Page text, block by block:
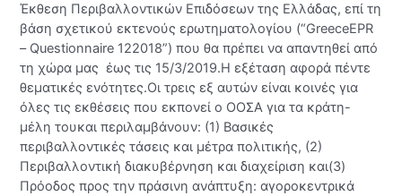
Έκθεση Περιβαλλοντικών Επιδόσεων της Ελλάδας, επί τη
βάση σχετικού εκτενούς ερωτηματολογίου (“GreeceEPR
– Questionnaire 122018”) που θα πρέπει να απαντηθεί από
τη χώρα μας έως τις 15/3/2019.Η εξέταση αφορά πέντε
θεματικές ενότητες.Οι τρεις εξ αυτών είναι κοινές για
όλες τις εκθέσεις που εκπονεί ο ΟΟΣΑ για τα κράτη-
μέλη τουκαι περιλαμβάνουν: (1) Βασικές
περιβαλλοντικές τάσεις και μέτρα πολιτικής, (2)
Περιβαλλοντική διακυβέρνηση και διαχείριση και(3)
Πρόοδος προς την πράσινη ανάπτυξη: αγοροκεντρικά